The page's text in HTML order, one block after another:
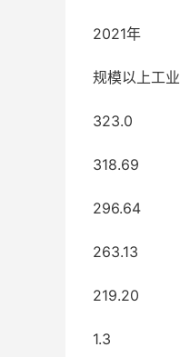
2021年
规模以上工业
323.0
318.69
296.64
263.13
219.20
1.3